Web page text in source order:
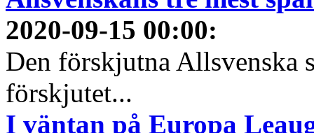
2020-09-15 00:00:
Den förskjutna Allsvenska
förskjutet...
I väntan på Europa